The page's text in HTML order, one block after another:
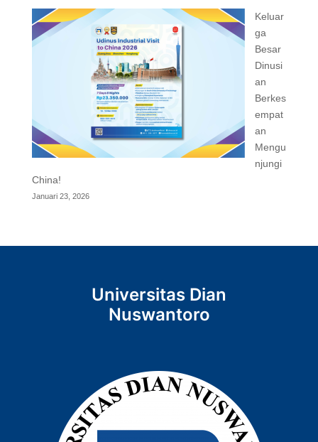
Keluar
ga
Besar
Dinusi
an
Berkes
empat
an
Mengu
njungi
China!
Januari 23, 2026
Universitas Dian
Nuswantoro